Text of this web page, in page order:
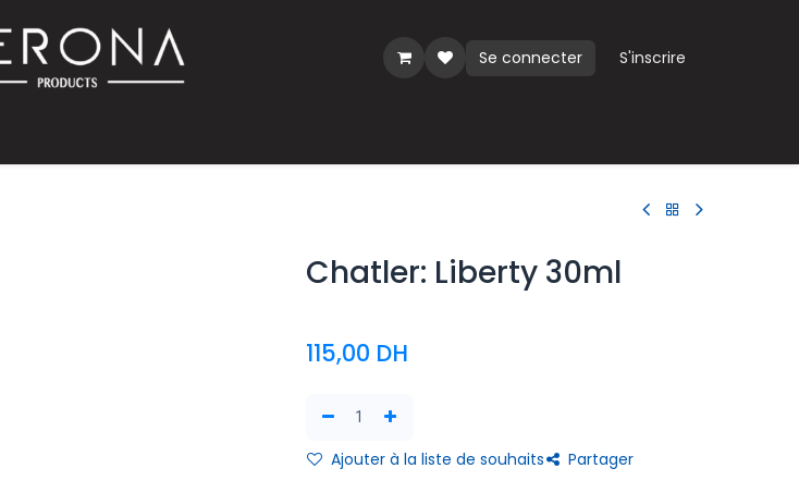
Se connecter
S'inscrire
Chatler: Liberty 30ml
115,00 DH
Ajouter à la liste de souhaits Partager